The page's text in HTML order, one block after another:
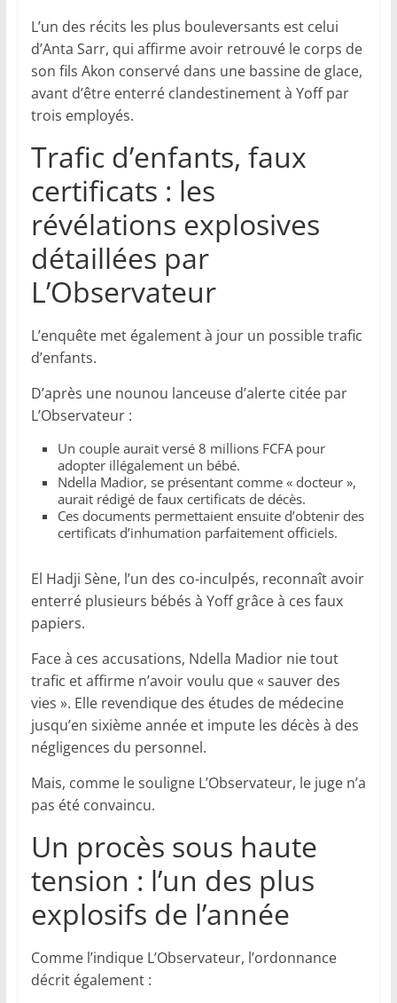
L’un des récits les plus bouleversants est celui
d’Anta Sarr, qui affirme avoir retrouvé le corps de
son fils Akon conservé dans une bassine de glace,
avant d’être enterré clandestinement à Yoff par
trois employés.
Trafic d’enfants, faux
certificats : les
révélations explosives
détaillées par
L’Observateur
L’enquête met également à jour un possible trafic
d’enfants.
D’après une nounou lanceuse d’alerte citée par
L’Observateur :
Un couple aurait versé 8 millions FCFA pour
adopter illégalement un bébé.
Ndella Madior, se présentant comme « docteur »,
aurait rédigé de faux certificats de décès.
Ces documents permettaient ensuite d’obtenir des
certificats d’inhumation parfaitement officiels.
El Hadji Sène, l’un des co-inculpés, reconnaît avoir
enterré plusieurs bébés à Yoff grâce à ces faux
papiers.
Face à ces accusations, Ndella Madior nie tout
trafic et affirme n’avoir voulu que « sauver des
vies ». Elle revendique des études de médecine
jusqu’en sixième année et impute les décès à des
négligences du personnel.
Mais, comme le souligne L’Observateur, le juge n’a
pas été convaincu.
Un procès sous haute
tension : l’un des plus
explosifs de l’année
Comme l’indique L’Observateur, l’ordonnance
décrit également :